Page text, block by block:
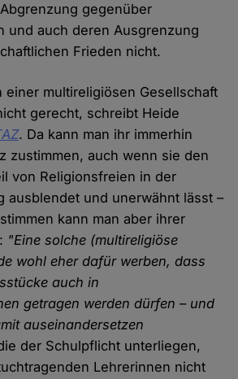
gegenüber
und auch deren Ausgrenzung
Frieden nicht.
einer multireligiösen Gesellschaft
gerecht, schreibt Heide
. Da kann man ihr immerhin
zustimmen, auch wenn sie den
von Religionsfreien in der
ausblendet und unerwähnt lässt –
kann man aber ihrer
"Eine solche (multireligiöse
wohl eher dafür werben, dass
auch in
getragen werden dürfen – und
auseinandersetzen
der Schulpflicht unterliegen,
Lehrerinnen nicht